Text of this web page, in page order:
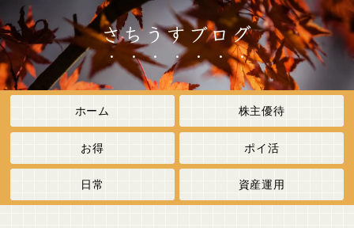
さちうすブログ
ホーム 株主優待
お得 ポイ活
日常 資産運用